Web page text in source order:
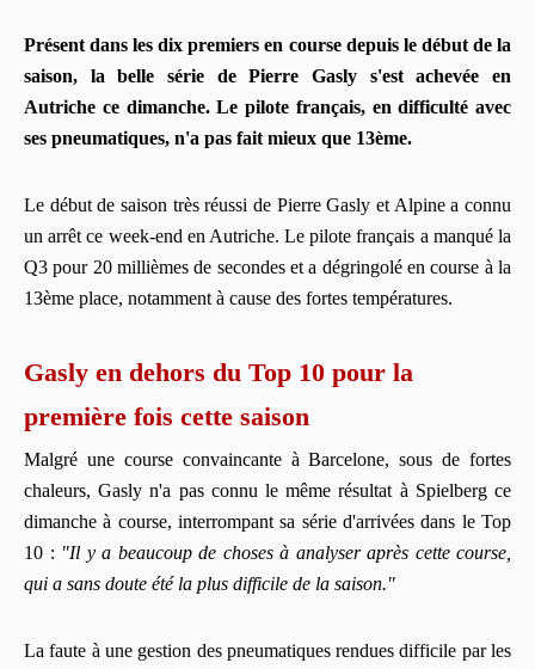
Présent dans les dix premiers en course depuis le début de la
saison, la belle série de Pierre Gasly s'est achevée en
Autriche ce dimanche. Le pilote français, en difficulté avec
ses pneumatiques, n'a pas fait mieux que 13ème.
Le début de saison très réussi de Pierre Gasly et Alpine a connu
un arrêt ce week-end en Autriche. Le pilote français a manqué la
Q3 pour 20 millièmes de secondes et a dégringolé en course à la
13ème place, notamment à cause des fortes températures.
Gasly en dehors du Top 10 pour la
première fois cette saison
Malgré une course convaincante à Barcelone, sous de fortes
chaleurs, Gasly n'a pas connu le même résultat à Spielberg ce
dimanche à course, interrompant sa série d'arrivées dans le Top
10 : "Il y a beaucoup de choses à analyser après cette course,
qui a sans doute été la plus difficile de la saison."
La faute à une gestion des pneumatiques rendues difficile par les